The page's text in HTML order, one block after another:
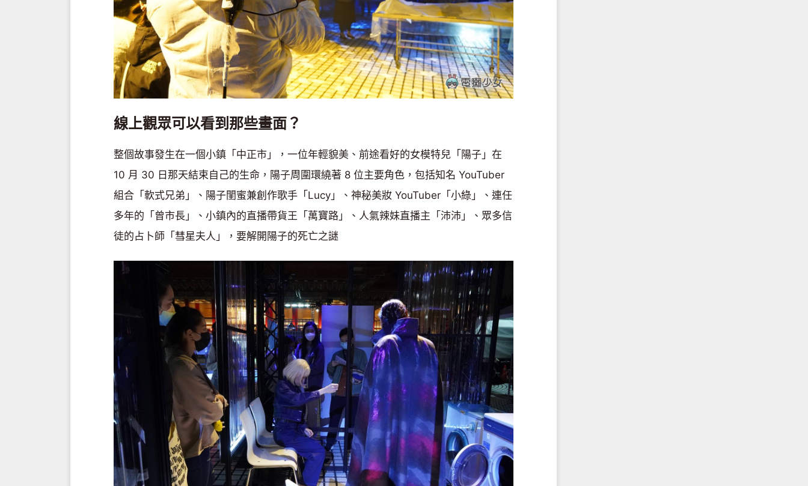
線上觀眾可以看到那些畫面？
整個故事發生在一個小鎮「中正市」，一位年輕貌美、前途看好的女模特兒「陽子」在
10 月 30 日那天結束自己的生命，陽子周圍環繞著 8 位主要角色，包括知名 YouTuber
組合「軟式兄弟」、陽子閨蜜兼創作歌手「Lucy」、神秘美妝 YouTuber「小綠」、連任
多年的「曾市長」、小鎮內的直播帶貨王「萬寶路」、人氣辣妹直播主「沛沛」、眾多信
徒的占卜師「彗星夫人」，要解開陽子的死亡之謎